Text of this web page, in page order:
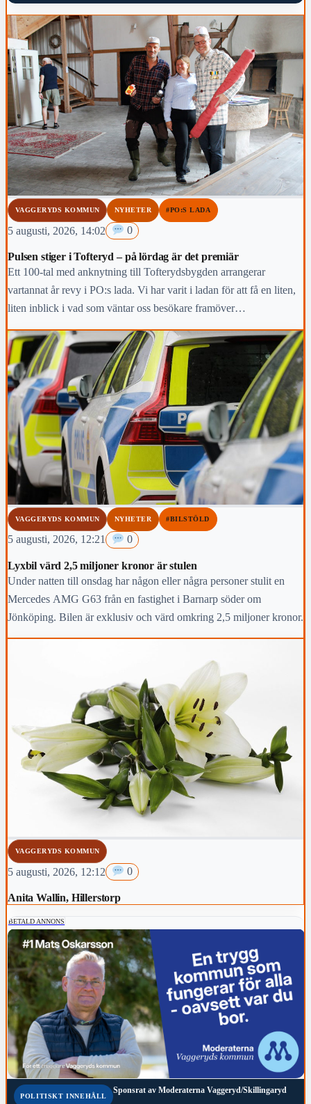
VAGGERYDS KOMMUN NYHETER #PO:S LADA
5 augusti, 2026, 14:02 0
Pulsen stiger i Tofteryd – på lördag är det premiär
Ett 100-tal med anknytning till Tofterydsbygden arrangerar
vartannat år revy i PO:s lada. Vi har varit i ladan för att få en liten,
liten inblick i vad som väntar oss besökare framöver…
VAGGERYDS KOMMUN NYHETER #BILSTÖLD
5 augusti, 2026, 12:21 0
Lyxbil värd 2,5 miljoner kronor är stulen
Under natten till onsdag har någon eller några personer stulit en
Mercedes AMG G63 från en fastighet i Barnarp söder om
Jönköping. Bilen är exklusiv och värd omkring 2,5 miljoner kronor.
VAGGERYDS KOMMUN
5 augusti, 2026, 12:12 0
Anita Wallin, Hillerstorp
BETALD ANNONS
POLITISKT INNEHÅLL
Sponsrat av Moderaterna Vaggeryd/Skillingaryd